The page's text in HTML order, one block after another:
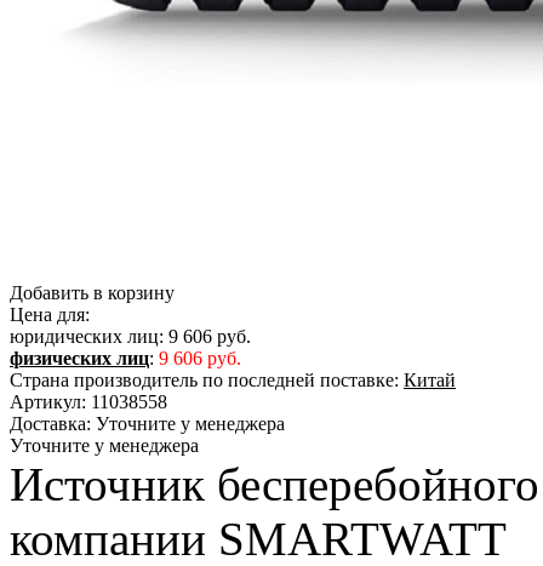
Добавить в корзину
Цена для:
юридических лиц: 9 606 руб.
физических лиц: 9 606 руб.
Страна производитель по последней поставке: Китай
Артикул: 11038558
Доставка: Уточните у менеджера
Уточните у менеджера
Источник
компании SMARTWATT